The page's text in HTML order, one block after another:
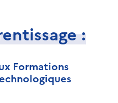
:
Formations